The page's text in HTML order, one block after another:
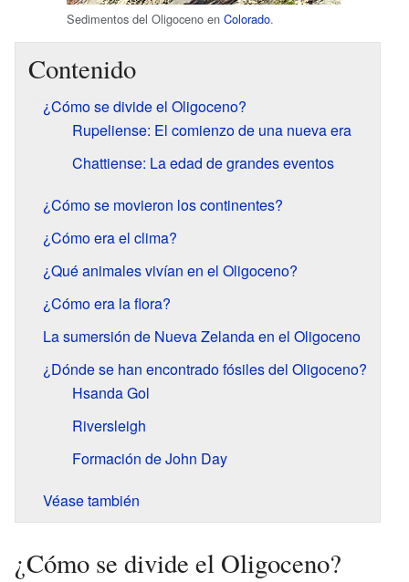
Sedimentos del Oligoceno en Colorado.
Contenido
¿Cómo se divide el Oligoceno?
Rupeliense: El comienzo de una nueva era
Chattiense: La edad de grandes eventos
¿Cómo se movieron los continentes?
¿Cómo era el clima?
¿Qué animales vivían en el Oligoceno?
¿Cómo era la flora?
La sumersión de Nueva Zelanda en el Oligoceno
¿Dónde se han encontrado fósiles del Oligoceno?
Hsanda Gol
Riversleigh
Formación de John Day
Véase también
¿Cómo se divide el Oligoceno?